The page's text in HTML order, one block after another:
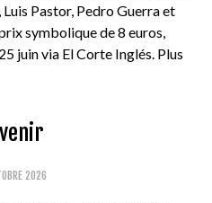
Pastor, Pedro Guerra et
symbolique de 8 euros,
juin via El Corte Inglés. Plus
2026